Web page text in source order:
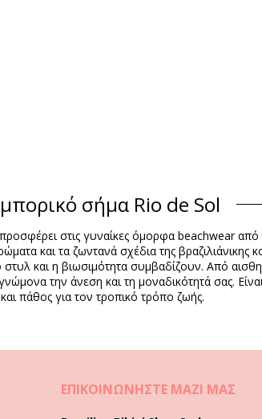
Resistant
Resistant
προϊόντος
σήμα Rio de Sol
στις γυναίκες όμορφα beachwear
και τα ζωντανά σχέδια της βραζιλιάνικης
στυλ και η βιωσιμότητα συμβαδίζουν. Από
την άνεση και τη μοναδικότητά σας.
πάθος για τον τροπικό τρόπο ζωής.
ΕΠΙΚΟΙΝΩΝΉΣΤΕ ΜΑΖΊ ΜΑΣ